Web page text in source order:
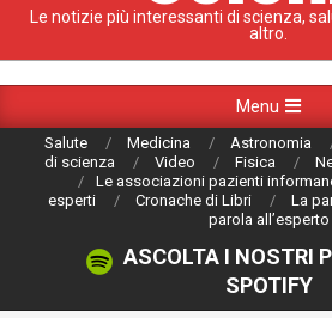
Le notizie più interessanti di scienza,
altro.
Navigation
Menu
Salute Medicina Astronomia
di scienza
Video Fisica
Le associazioni pazienti
esperti
Cronache di Libri La
parola all’esperto
ASCOLTA I NOSTRI
SPOTIFY